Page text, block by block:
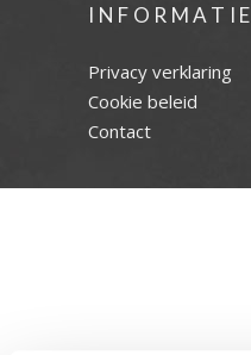
INFORMATIE
Privacy verklaring
Cookie beleid
Contact